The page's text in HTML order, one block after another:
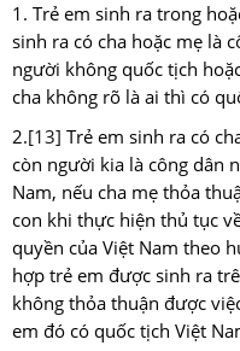
1. Trẻ em sinh ra trong
sinh ra có cha hoặc mẹ là
người không quốc tịch
cha không rõ là ai thì có
2.[13] Trẻ em sinh ra có
còn người kia là công dân
Nam, nếu cha mẹ thỏa
con khi thực hiện thủ tục
quyền của Việt Nam theo
hợp trẻ em được sinh ra
không thỏa thuận được
em đó có quốc tịch Việt